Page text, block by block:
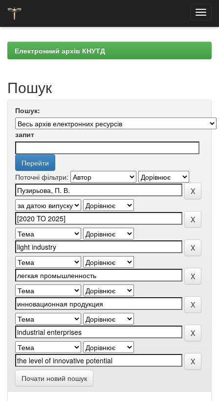
navigationЕлектронний архів КНУТД
Пошук
Пошук:
запит
Поточні фільтри:
Почати новий пошук